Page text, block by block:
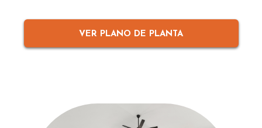
VER PLANO DE PLANTA